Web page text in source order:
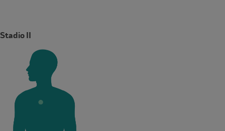
Stadio II